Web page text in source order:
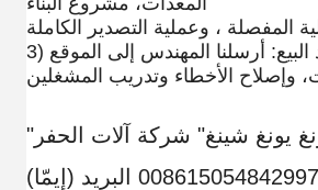
المفصلة ، وعملية التصدير الكاملة
3) خدمة ما بعد البيع: أرسلنا المهندس إلى الموقع
يونغ شينغ" شركة آلات الحفر
(إيمّا) على الهاتف: 008615054842997 البريد